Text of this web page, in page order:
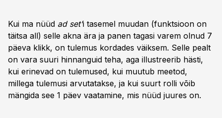
Kui ma nüüd ad set'i tasemel muudan (funktsioon on
täitsa all) selle akna ära ja panen tagasi varem olnud 7
päeva klikk, on tulemus kordades väiksem. Selle pealt
on vara suuri hinnanguid teha, aga illustreerib hästi,
kui erinevad on tulemused, kui muutub meetod,
millega tulemusi arvutatakse, ja kui suurt rolli võib
mängida see 1 päev vaatamine, mis nüüd juures on.